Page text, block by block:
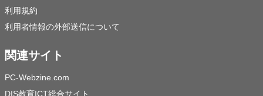
利用規約
利用者情報の外部送信について
関連サイト
PC-Webzine.com
DIS教育ICT総合サイト